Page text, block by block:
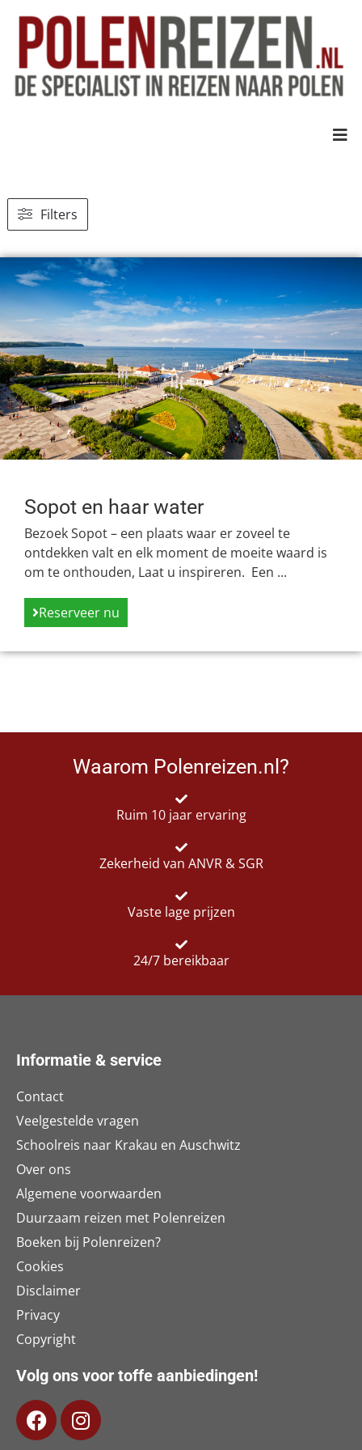
Filters
Sopot en haar water
Bezoek Sopot – een plaats waar er zoveel te
ontdekken valt en elk moment de moeite waard is
om te onthouden, Laat u inspireren. Een ...
Reserveer nu
Waarom Polenreizen.nl?
Ruim 10 jaar ervaring
Zekerheid van ANVR & SGR
Vaste lage prijzen
24/7 bereikbaar
Informatie & service
Contact
Veelgestelde vragen
Schoolreis naar Krakau en Auschwitz
Over ons
Algemene voorwaarden
Duurzaam reizen met Polenreizen
Boeken bij Polenreizen?
Cookies
Disclaimer
Privacy
Copyright
Volg ons voor toffe aanbiedingen!